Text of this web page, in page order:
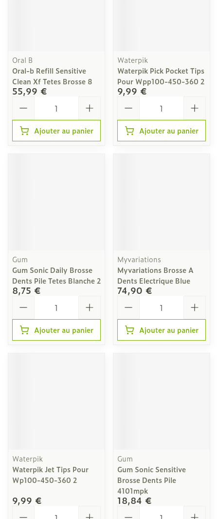
Oral B
Oral-b Refill Sensitive
Clean Xf Tetes Brosse 8
55,99 €
Ajouter au panier
Waterpik
Waterpik Pick Pocket Tips
Pour Wpp100-450-360 2
9,99 €
Ajouter au panier
Gum
Gum Sonic Daily Brosse
Dents Pile Tetes Blanche 2
8,75 €
Ajouter au panier
Myvariations
Myvariations Brosse A
Dents Electrique Blue
74,90 €
Ajouter au panier
Waterpik
Waterpik Jet Tips Pour
Wp100-450-360 2
9,99 €
Gum
Gum Sonic Sensitive
Brosse Dents Pile
4101mpk
18,84 €